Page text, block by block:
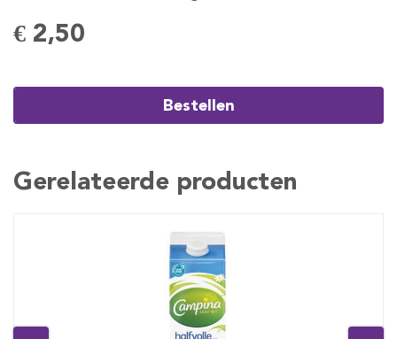
€ 2,50
Bestellen
Gerelateerde producten